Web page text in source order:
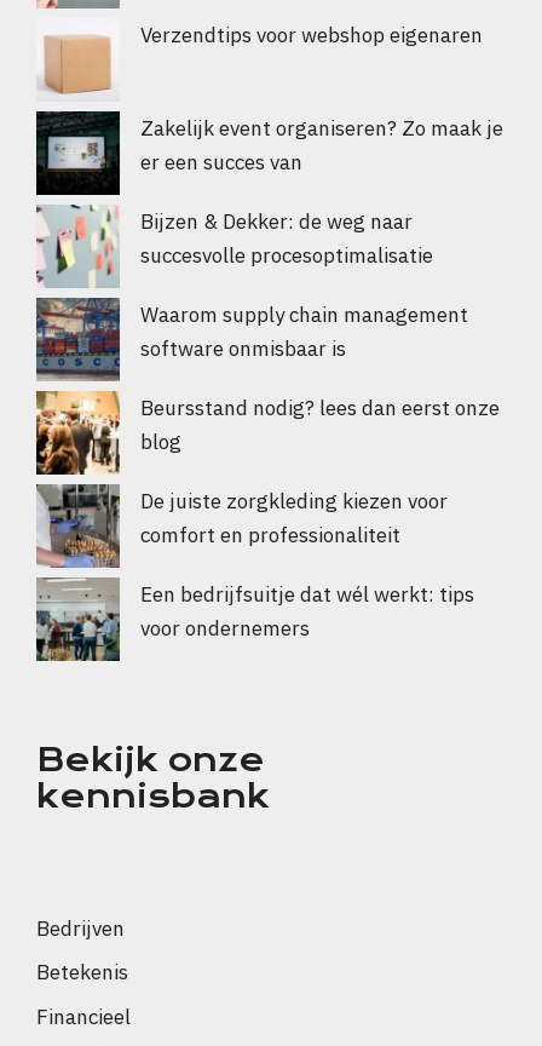
Verzendtips voor webshop eigenaren
Zakelijk event organiseren? Zo maak je
er een succes van
Bijzen & Dekker: de weg naar
succesvolle procesoptimalisatie
Waarom supply chain management
software onmisbaar is
Beursstand nodig? lees dan eerst onze
blog
De juiste zorgkleding kiezen voor
comfort en professionaliteit
Een bedrijfsuitje dat wél werkt: tips
voor ondernemers
Bekijk onze
kennisbank
Bedrijven
Betekenis
Financieel